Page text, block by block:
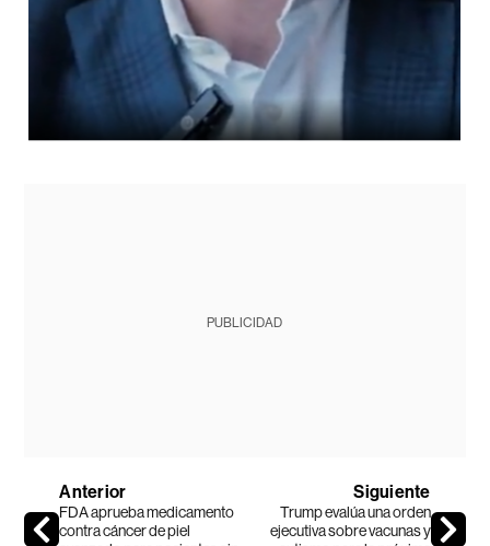
PUBLICIDAD
Anterior
FDA aprueba medicamento
contra cáncer de piel
Siguiente
Trump evalúa una orden
ejecutiva sobre vacunas y